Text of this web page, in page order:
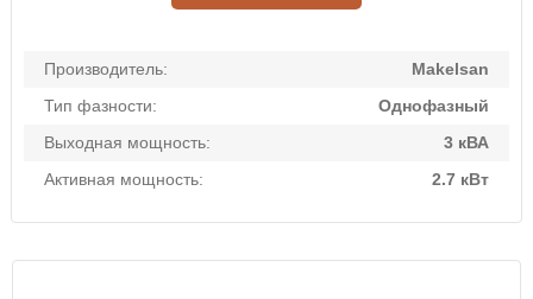
Производитель:
Makelsan
Тип фазности:
Однофазный
Выходная мощность:
3 кВА
Активная мощность:
2.7 кВт